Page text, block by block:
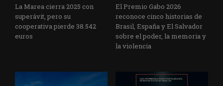
La Marea cierra 2025 con
superávit, pero su
cooperativa pierde 38.542
euros
El Premio Gabo 2026
reconoce cinco historias de
Brasil, España y El Salvador
sobre el poder, la memoria y
la violencia